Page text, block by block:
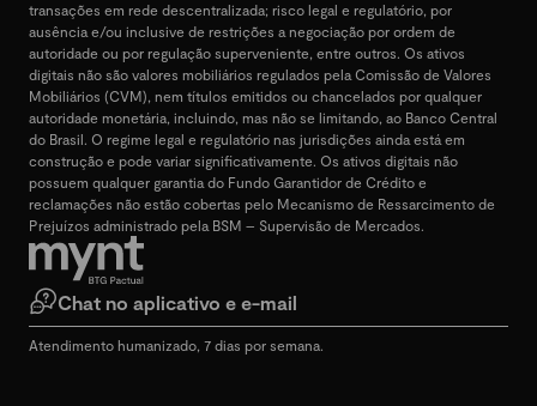
transações em rede descentralizada; risco legal e regulatório, por
ausência e/ou inclusive de restrições a negociação por ordem de
autoridade ou por regulação superveniente, entre outros. Os ativos
digitais não são valores mobiliários regulados pela Comissão de Valores
Mobiliários (CVM), nem títulos emitidos ou chancelados por qualquer
autoridade monetária, incluindo, mas não se limitando, ao Banco Central
do Brasil. O regime legal e regulatório nas jurisdições ainda está em
construção e pode variar significativamente. Os ativos digitais não
possuem qualquer garantia do Fundo Garantidor de Crédito e
reclamações não estão cobertas pelo Mecanismo de Ressarcimento de
Prejuízos administrado pela BSM – Supervisão de Mercados.
Chat no aplicativo e e-mail
Atendimento humanizado, 7 dias por semana.